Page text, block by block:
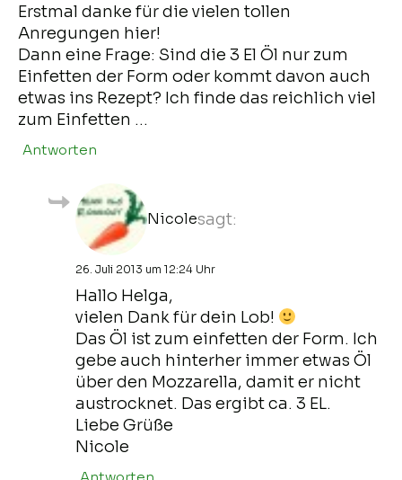
Erstmal danke für die vielen tollen
Anregungen hier!
Dann eine Frage: Sind die 3 El Öl nur zum
Einfetten der Form oder kommt davon auch
etwas ins Rezept? Ich finde das reichlich viel
zum Einfetten …
Antworten
Nicolesagt:
26. Juli 2013 um 12:24 Uhr
Hallo Helga,
vielen Dank für dein Lob!
Das Öl ist zum einfetten der Form. Ich
gebe auch hinterher immer etwas Öl
über den Mozzarella, damit er nicht
austrocknet. Das ergibt ca. 3 EL.
Liebe Grüße
Nicole